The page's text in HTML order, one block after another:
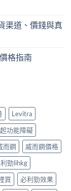
渠道、價錢與真
格指南
Levitra
功能障礙
而鋼
威而鋼價格
勁lihkg
買
必利勁效果